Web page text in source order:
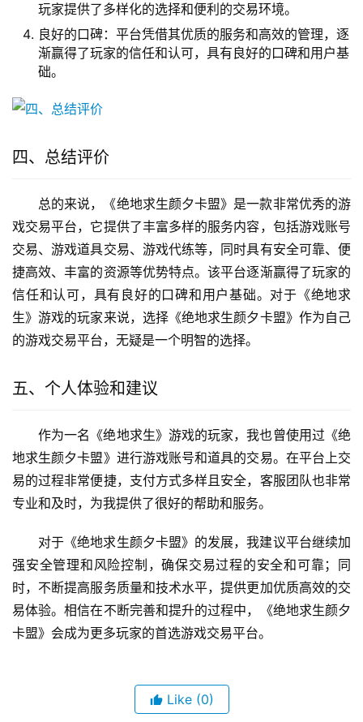
玩家提供了多样化的选择和便利的交易环境。
良好的口碑：平台凭借其优质的服务和高效的管理，逐
渐赢得了玩家的信任和认可，具有良好的口碑和用户基
础。
四、总结评价
总的来说，《绝地求生颜夕卡盟》是一款非常优秀的游
戏交易平台，它提供了丰富多样的服务内容，包括游戏账号
交易、游戏道具交易、游戏代练等，同时具有安全可靠、便
捷高效、丰富的资源等优势特点。该平台逐渐赢得了玩家的
信任和认可，具有良好的口碑和用户基础。对于《绝地求
生》游戏的玩家来说，选择《绝地求生颜夕卡盟》作为自己
的游戏交易平台，无疑是一个明智的选择。
五、个人体验和建议
作为一名《绝地求生》游戏的玩家，我也曾使用过《绝
地求生颜夕卡盟》进行游戏账号和道具的交易。在平台上交
易的过程非常便捷，支付方式多样且安全，客服团队也非常
专业和及时，为我提供了很好的帮助和服务。
对于《绝地求生颜夕卡盟》的发展，我建议平台继续加
强安全管理和风险控制，确保交易过程的安全和可靠；同
时，不断提高服务质量和技术水平，提供更加优质高效的交
易体验。相信在不断完善和提升的过程中，《绝地求生颜夕
卡盟》会成为更多玩家的首选游戏交易平台。
Like (0)